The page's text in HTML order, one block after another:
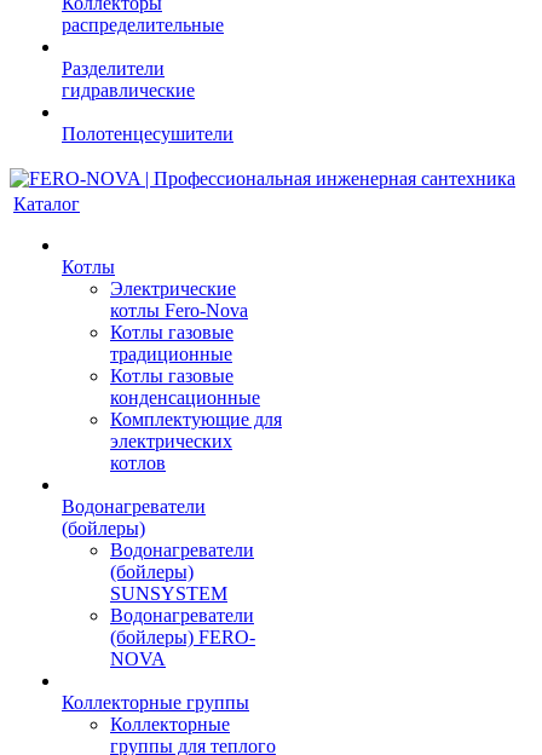
распределительные
Разделители
гидравлические
Полотенцесушители
Каталог
Котлы
Электрические
котлы Fero-Nova
Котлы газовые
традиционные
Котлы газовые
конденсационные
Комплектующие для
электрических
котлов
Водонагреватели
(бойлеры)
Водонагреватели
(бойлеры)
SUNSYSTEM
Водонагреватели
(бойлеры) FERO-
NOVA
Коллекторные группы
Коллекторные
группы для теплого